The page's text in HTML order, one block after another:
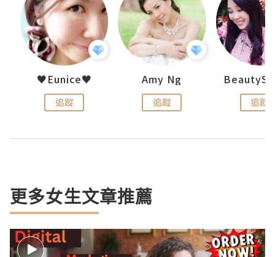
♥Eunice♥
追蹤
Amy Ng
追蹤 追蹤
更多女生文章推薦